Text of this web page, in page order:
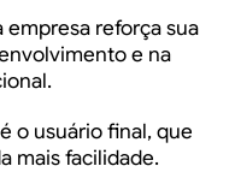
empresa reforça sua
e na
o usuário final, que
mais facilidade.